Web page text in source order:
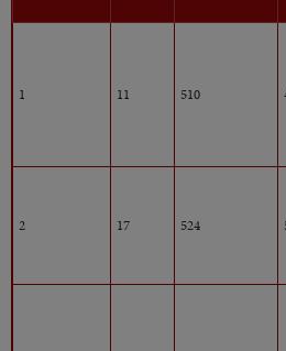
1 11 510
2 17 524